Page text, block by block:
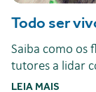
Todo ser
Saiba como os
tutores a lidar
LEIA MAIS